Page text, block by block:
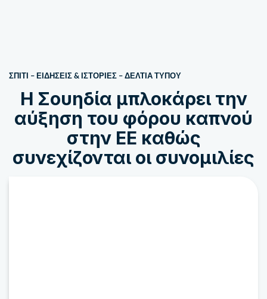
ΣΠΙΤΙ –ΕΙΔΗΣΕΙΣ & ΙΣΤΟΡΙΕΣ –ΔΕΛΤΊΑ ΤΎΠΟΥ
Η Σουηδία μπλοκάρει την
αύξηση του φόρου καπνού
στην ΕΕ καθώς
συνεχίζονται οι συνομιλίες